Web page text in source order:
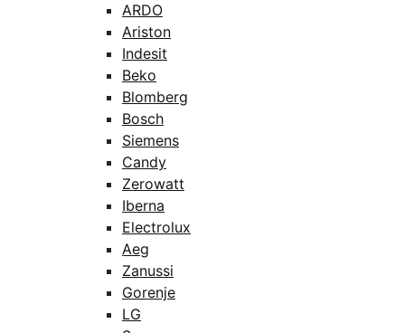
ARDO
Ariston
Indesit
Beko
Blomberg
Bosch
Siemens
Candy
Zerowatt
Iberna
Electrolux
Aeg
Zanussi
Gorenje
LG